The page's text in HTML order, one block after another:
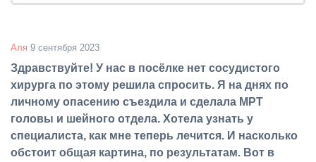
Аля 9 сентября 2023
Здравствуйте! У нас в посёлке нет сосудистого
хирурга по этому решила спросить. Я на днях по
личному опасению съездила и сделала МРТ
головы и шейного отдела. Хотела узнать у
специалиста, как мне теперь лечится. И насколько
обстоит общая картина, по результатам. Вот в